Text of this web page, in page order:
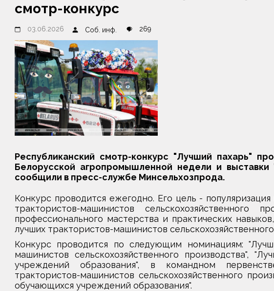
смотр-конкурс
03.06.2026 Соб. инф. 269
Республиканский смотр-конкурс "Лучший пахарь"
Белорусской агропромышленной недели и
сообщили в пресс-службе Минсельхозпрода.
Конкурс проводится ежегодно. Его цель -
трактористов-машинистов сельскохозяйственного
профессионального мастерства и практических
лучших трактористов-машинистов
Конкурс проводится по следующим номинациям:
машинистов сельскохозяйственного производства",
учреждений образования", в командном
трактористов-машинистов сельскохозяйственного
обучающихся учреждений образования".